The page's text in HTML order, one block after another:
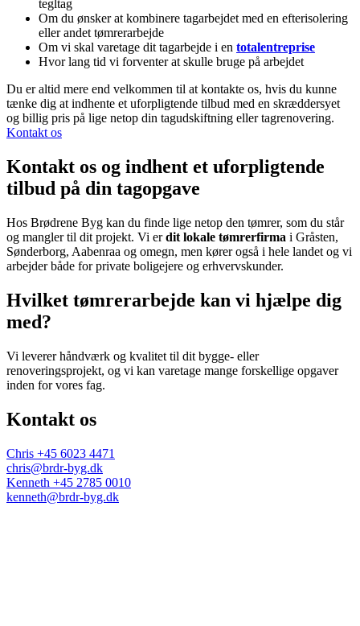
tegltag
​Om du ønsker at kombinere tagarbejdet med en efterisolering
eller andet tømrerarbejde
Om vi skal varetage dit tagarbejde i en totalentreprise
​Hvor lang tid vi forventer at skulle bruge på arbejdet
Du er altid mere end velkommen til at kontakte os, hvis du kunne
tænke dig at indhente et uforpligtende tilbud med en skræddersyet
og billig pris på lige netop din tagudskiftning eller tagrenovering.
Kontakt os
Kontakt os og indhent et uforpligtende
tilbud på din tagopgave
Hos Brødrene Byg kan du finde lige netop den tømrer, som du står
og mangler til dit projekt. Vi erdit lokale tømrerfirma i Gråsten,
Sønderborg, Aabenraa og omegn, men kører også i hele landet og vi
arbejder både for private boligejere og erhvervskunder.
Hvilket tømrerarbejde kan vi hjælpe dig
med?
Vi leverer håndværk og kvalitet til dit bygge- eller
renoveringsprojekt, og vi kan varetage mange forskellige opgaver
inden for vores fag.
Kontakt os
Chris +45 6023 4471
chris@brdr-byg.dk
Kenneth +45 2785 0010
kenneth@brdr-byg.dk